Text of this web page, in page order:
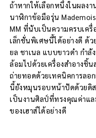
ถ้าหากให้เลือกหนึ่งในผลง
นาฬิกาข้อมือรุ่น
MM ที่นับเป็นความครบเครื่
เล็กชั่นพิเศษนี้ได้อย่างดี ด้
ยล ชาเนล แบบขาวดำ กำลั
ล้อมไปด้วยเครื่องสำอางชิ้
ถ่ายทอดด้วยเทคนิคการลอ
นี้ยังหมุนรอบหน้าปัดด้วยดิ
เป็นงานศิลป์ที่ทรงคุณค่าแล
ของเฮาส์ได้อย่างดี